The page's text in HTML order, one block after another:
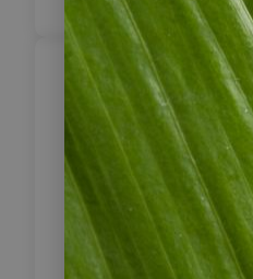
Volcán
Heute werden Sie
ursprüngliche und
Finca besuchen
das Leben im